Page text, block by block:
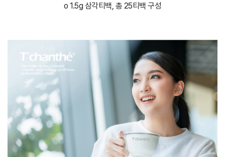
o 1.5g 삼각티백, 총 25티백 구성